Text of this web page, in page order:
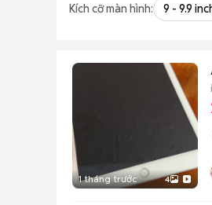
Kích cỡ màn hình: 9 - 9.9
1 tháng trước 4